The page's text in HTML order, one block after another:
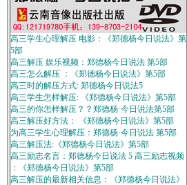
高三学生心理解压 电影：《郑德杨今日说法》第
5部
高三解压 娱乐视频：郑德杨今日说法 第5部
高三怎么解压 ：《郑德杨今日说法》第5部
高三时的解压方式: 郑德杨今日说法5
高三学生怎样解压: 《郑德杨今日说法》第5部
高三的你怎样解压？？郑德杨·今日说法第5部
高三解压好方法： 《郑德杨今日说法》第5部
为高三学生心理解压：郑德杨·今日说法 第5部
高三解压法:《郑德杨今日说法》第5部
高三励志名言：郑德杨今日说法 5 高三励志视频
：《郑德杨今日说法》第5部
高三解压的最新相关信息：《郑德杨今日说法》